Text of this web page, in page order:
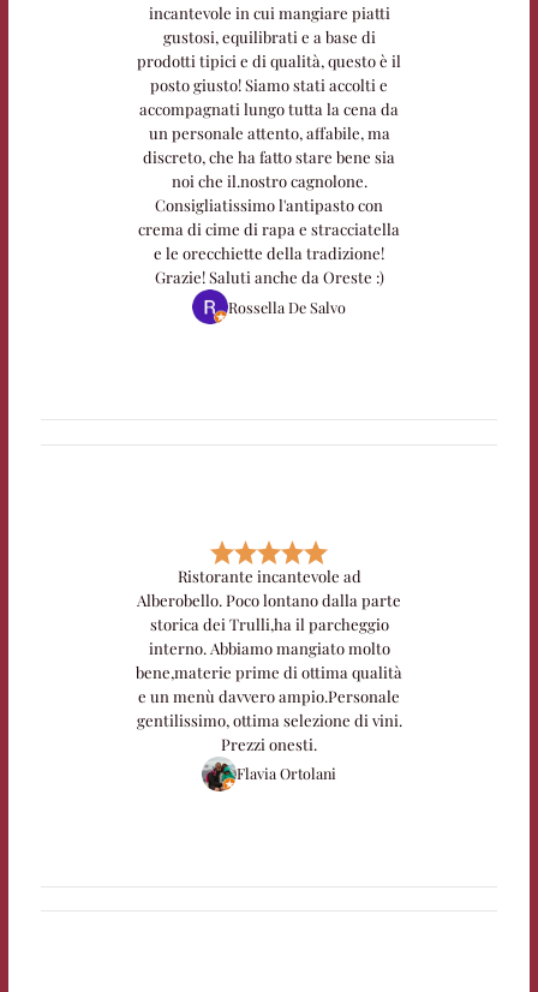
incantevole in cui mangiare piatti
gustosi, equilibrati e a base di
prodotti tipici e di qualità, questo è il
posto giusto! Siamo stati accolti e
accompagnati lungo tutta la cena da
un personale attento, affabile, ma
discreto, che ha fatto stare bene sia
noi che il.nostro cagnolone.
Consigliatissimo l'antipasto con
crema di cime di rapa e stracciatella
e le orecchiette della tradizione!
Grazie! Saluti anche da Oreste :)
Rossella De Salvo
Ristorante incantevole ad
Alberobello. Poco lontano dalla parte
storica dei Trulli,ha il parcheggio
interno. Abbiamo mangiato molto
bene,materie prime di ottima qualità
e un menù davvero ampio.Personale
gentilissimo, ottima selezione di vini.
Prezzi onesti.
Flavia Ortolani